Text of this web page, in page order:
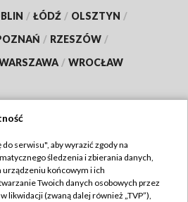
/ ŁÓDŹ / OLSZTYN /
/ RZESZÓW /
/ WROCŁAW
TVP
TVP
serwisu", aby wyrazić zgody na
śledzenia i zbierania danych,
urządzeniu końcowym i ich
Twoich danych osobowych przez
likwidacji (zwaną dalej również „TVP”),